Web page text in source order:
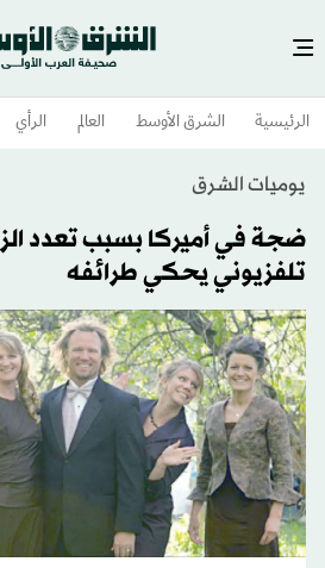
الرئيسية الشرق الأوسط​ العالم الرأي
يوميات الشرق
ضجة في أميركا بسبب تعدد
تلفزيوني يحكي طرائفه